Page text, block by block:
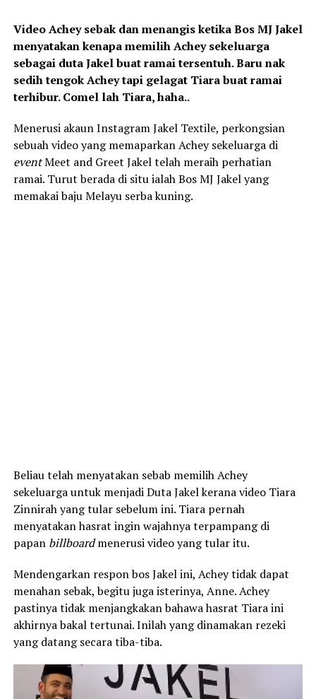
Video Achey sebak dan menangis ketika Bos MJ Jakel
menyatakan kenapa memilih Achey sekeluarga
sebagai duta Jakel buat ramai tersentuh. Baru nak
sedih tengok Achey tapi gelagat Tiara buat ramai
terhibur. Comel lah Tiara, haha..
Menerusi akaun Instagram Jakel Textile, perkongsian
sebuah video yang memaparkan Achey sekeluarga di
eventMeet and Greet Jakel telah meraih perhatian
ramai. Turut berada di situ ialah Bos MJ Jakel yang
memakai baju Melayu serba kuning.
Beliau telah menyatakan sebab memilih Achey
sekeluarga untuk menjadi Duta Jakel kerana video Tiara
Zinnirah yang tular sebelum ini. Tiara pernah
menyatakan hasrat ingin wajahnya terpampang di
papan billboardmenerusi video yang tular itu.
Mendengarkan respon bos Jakel ini, Achey tidak dapat
menahan sebak, begitu juga isterinya, Anne. Achey
pastinya tidak menjangkakan bahawa hasrat Tiara ini
akhirnya bakal tertunai. Inilah yang dinamakan rezeki
yang datang secara tiba-tiba.